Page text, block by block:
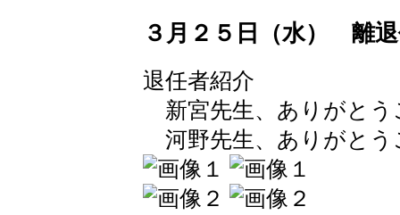
３月２５日（水） 離
退任者紹介
新宮先生、ありがとう
河野先生、ありがとう